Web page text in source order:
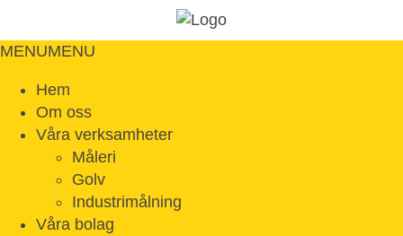
MENUMENU
Hem
Om oss
Våra verksamheter
Måleri
Golv
Industrimålning
Våra bolag